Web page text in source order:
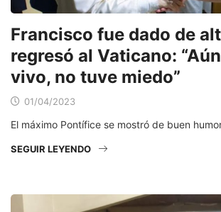
Francisco fue dado de
regresó al Vaticano:
vivo, no tuve miedo”
01/04/2023
El máximo Pontífice se mostró de buen
SEGUIR LEYENDO